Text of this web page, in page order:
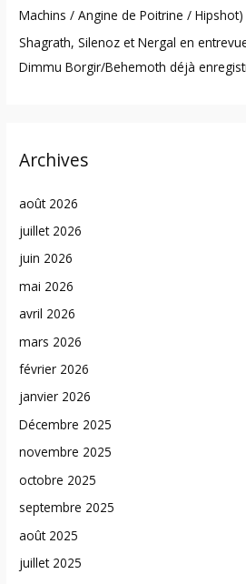
Machins / Angine de Poitrine / Hipshot)
Shagrath, Silenoz et Nergal en
Dimmu Borgir/Behemoth déjà
Archives
août 2026
juillet 2026
juin 2026
mai 2026
avril 2026
mars 2026
février 2026
janvier 2026
Décembre 2025
novembre 2025
octobre 2025
septembre 2025
août 2025
juillet 2025